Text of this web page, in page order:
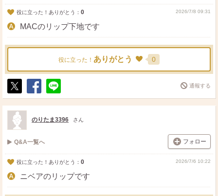
役に立った！ありがとう： 0 2026/7/8 09:31
MACのリップ下地です
役に立った！ ありがとう 0
ポ
ス
ト
シ
ェ
送
る
通報する
のりたま3396 さん
Q&A一覧へ フォロー
役に立った！ありがとう： 0 2026/7/6 10:22
ニベアのリップです